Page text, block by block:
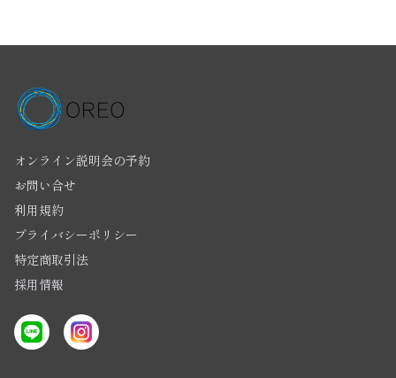
オンライン説明会の予約
お問い合せ
利用規約
プライバシーポリシー
特定商取引法
採用情報